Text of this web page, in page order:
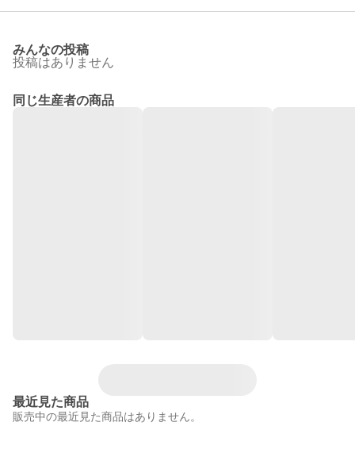
みんなの投稿
投稿はありません
同じ生産者の商品
最近見た商品
販売中の最近見た商品はありません。